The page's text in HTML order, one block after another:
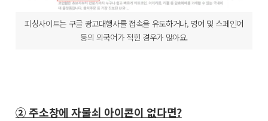
피싱사이트는 구글 광고대행사를 접속을 유도하거나, 영어 및 스페인어
등의 외국어가 적힌 경우가 많아요.
② 주소창에 자물쇠 아이콘이 없다면?